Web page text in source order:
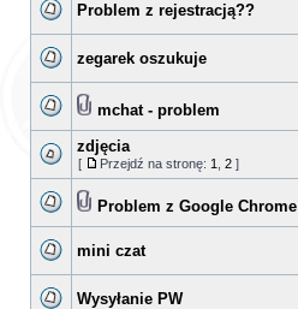
Problem z rejestracją??
zegarek oszukuje
mchat - problem
zdjęcia
[ Przejdź na stronę: 1 2 ]
Problem z Google Chrome
mini czat
Wysyłanie PW